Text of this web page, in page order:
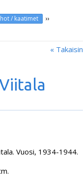
/ kaatimet ››
« Takaisin
Vuosi, 1934-1944.